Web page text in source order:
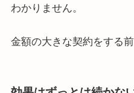
わかりません。
金額の大きな契約をする